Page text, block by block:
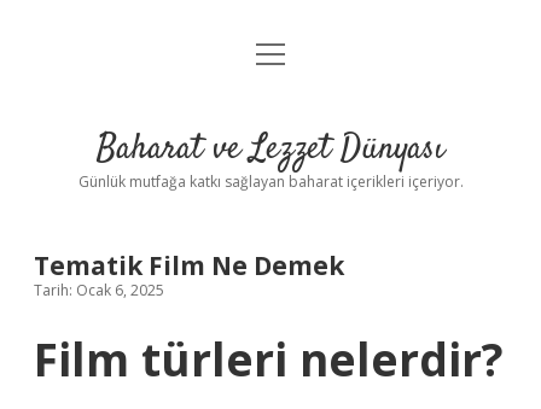
Anasayfa
Yasal Uyarı
menüyü
Baharat ve Lezzet Dünyası
Günlük mutfağa katkı sağlayan baharat içerikleri içeriyor.
Tematik Film Ne Demek
Tarih: Ocak 6, 2025
Film türleri nelerdir?